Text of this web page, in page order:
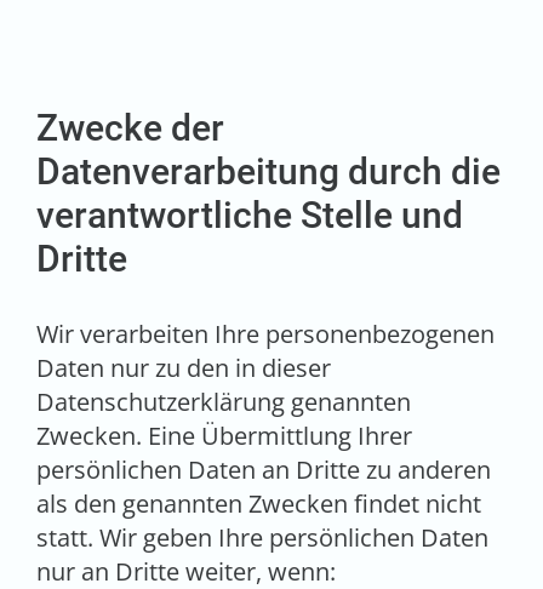
Zwecke der
Datenverarbeitung durch die
verantwortliche Stelle und
Dritte
Wir verarbeiten Ihre personenbezogenen
Daten nur zu den in dieser
Datenschutzerklärung genannten
Zwecken. Eine Übermittlung Ihrer
persönlichen Daten an Dritte zu anderen
als den genannten Zwecken findet nicht
statt. Wir geben Ihre persönlichen Daten
nur an Dritte weiter, wenn: